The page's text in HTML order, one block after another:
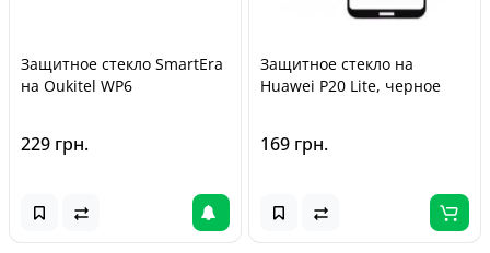
Защитное стекло SmartEra
на Oukitel WP6
229 грн.
Защитное стекло на
Huawei P20 Lite, черное
169 грн.